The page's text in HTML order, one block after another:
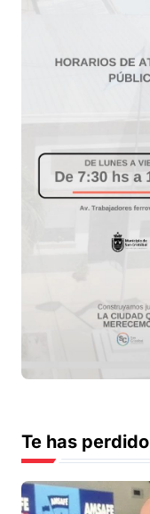
Te has perdido